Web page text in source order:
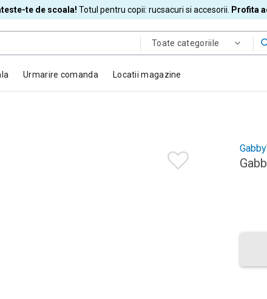
te de scoala! Totul pentru copii: rucsacuri si accesorii. Profita
Toate categoriile
Urmarire comanda Locatii magazine